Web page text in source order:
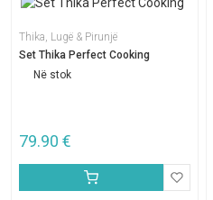
Thika, Lugë & Pirunjë
Set Thika Perfect Cooking
Në stok
79.90 €